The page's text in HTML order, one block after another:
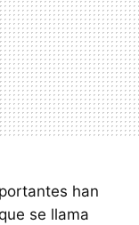
han
se llama